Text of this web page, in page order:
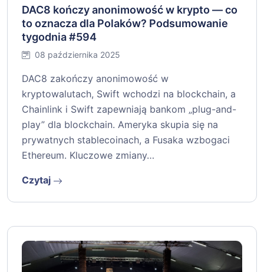
DAC8 kończy anonimowość w krypto — co
to oznacza dla Polaków? Podsumowanie
tygodnia #594
08 października 2025
DAC8 zakończy anonimowość w
kryptowalutach, Swift wchodzi na blockchain, a
Chainlink i Swift zapewniają bankom „plug-and-
play” dla blockchain. Ameryka skupia się na
prywatnych stablecoinach, a Fusaka wzbogaci
Ethereum. Kluczowe zmiany…
Czytaj